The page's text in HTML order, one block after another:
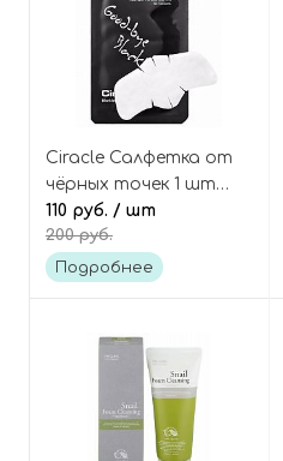
Ciracle Салфетка от
чёрных точек 1 шт
Goodbye blackhead off
cotton mask
110 руб. / шт
200 руб.
Подробнее